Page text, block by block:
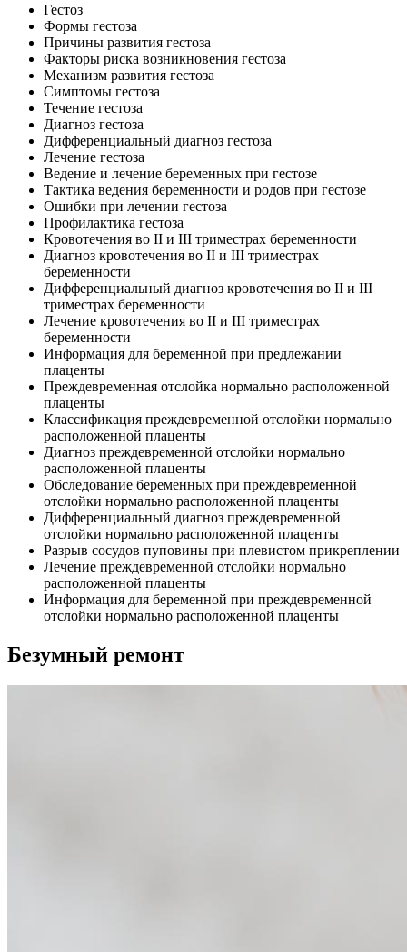
Гестоз
Формы гестоза
Причины развития гестоза
Факторы риска возникновения гестоза
Механизм развития гестоза
Симптомы гестоза
Течение гестоза
Диагноз гестоза
Дифференциальный диагноз гестоза
Лечение гестоза
Ведение и лечение беременных при гестозе
Тактика ведения беременности и родов при гестозе
Ошибки при лечении гестоза
Профилактика гестоза
Кровотечения во II и III триместрах беременности
Диагноз кровотечения во II и III триместрах
беременности
Дифференциальный диагноз кровотечения во II и III
триместрах беременности
Лечение кровотечения во II и III триместрах
беременности
Информация для беременной при предлежании
плаценты
Преждевременная отслойка нормально расположенной
плаценты
Классификация преждевременной отслойки нормально
расположенной плаценты
Диагноз преждевременной отслойки нормально
расположенной плаценты
Обследование беременных при преждевременной
отслойки нормально расположенной плаценты
Дифференциальный диагноз преждевременной
отслойки нормально расположенной плаценты
Разрыв сосудов пуповины при плевистом прикреплении
Лечение преждевременной отслойки нормально
расположенной плаценты
Информация для беременной при преждевременной
отслойки нормально расположенной плаценты
Безумный ремонт